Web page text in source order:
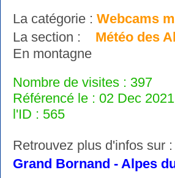
La catégorie : Webcams
La section : Météo des
En montagne
Nombre de visites : 397
Référencé le : 02 Dec
l'ID : 565
Retrouvez plus d'infos sur :
Grand Bornand - Alpes